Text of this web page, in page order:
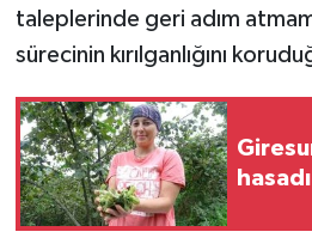
taleplerinde geri adım
sürecinin kırılganlığını